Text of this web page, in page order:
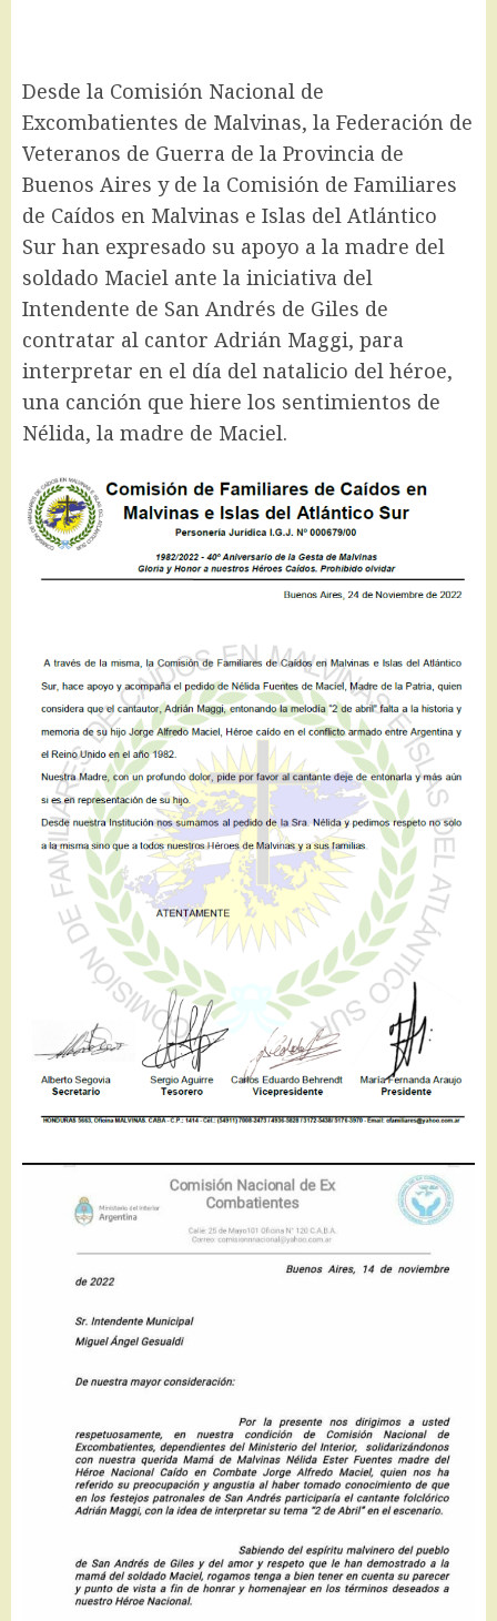
Desde la Comisión Nacional de
Excombatientes de Malvinas, la Federación de
Veteranos de Guerra de la Provincia de
Buenos Aires y de la Comisión de Familiares
de Caídos en Malvinas e Islas del Atlántico
Sur han expresado su apoyo a la madre del
soldado Maciel ante la iniciativa del
Intendente de San Andrés de Giles de
contratar al cantor Adrián Maggi, para
interpretar en el día del natalicio del héroe,
una canción que hiere los sentimientos de
Nélida, la madre de Maciel.